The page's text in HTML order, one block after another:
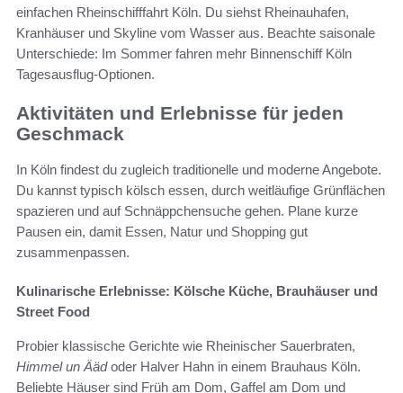
einfachen Rheinschifffahrt Köln. Du siehst Rheinauhafen,
Kranhäuser und Skyline vom Wasser aus. Beachte saisonale
Unterschiede: Im Sommer fahren mehr Binnenschiff Köln
Tagesausflug‑Optionen.
Aktivitäten und Erlebnisse für jeden
Geschmack
In Köln findest du zugleich traditionelle und moderne Angebote.
Du kannst typisch kölsch essen, durch weitläufige Grünflächen
spazieren und auf Schnäppchensuche gehen. Plane kurze
Pausen ein, damit Essen, Natur und Shopping gut
zusammenpassen.
Kulinarische Erlebnisse: Kölsche Küche, Brauhäuser und
Street Food
Probier klassische Gerichte wie Rheinischer Sauerbraten,
Himmel un Äädoder Halver Hahn in einem Brauhaus Köln.
Beliebte Häuser sind Früh am Dom, Gaffel am Dom und